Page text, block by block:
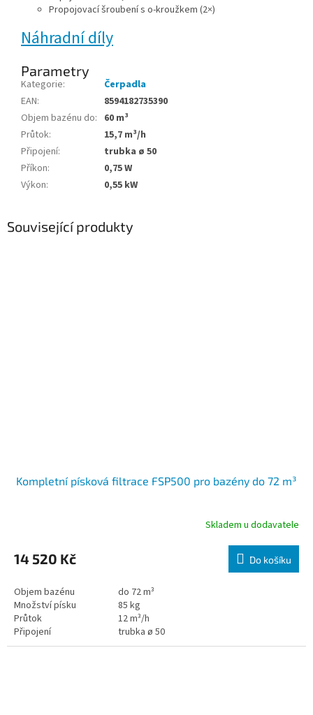
Propojovací šroubení s o-kroužkem (2×)
Náhradní díly
Parametry
Kategorie:
Čerpadla
EAN:
8594182735390
Objem bazénu do: 60 m³
Průtok:
15,7 m³/h
Připojení:
trubka ø 50
Příkon:
0,75 W
Výkon: 0,55 kW
Související produkty
Kompletní písková filtrace FSP500 pro bazény do 72 m³
Skladem u dodavatele
14 520 Kč Do košíku
Objem bazénu
do 72 m³
Množství písku
85 kg
Průtok
12 m³/h
Připojení
trubka ø 50